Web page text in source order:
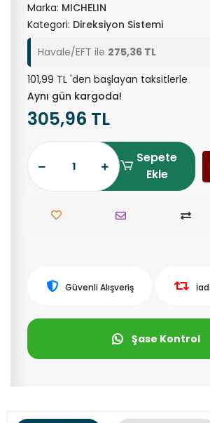
Marka: MICHELIN
Kategori: Direksiyon Sistemi
Havale/EFT ile 275,36 TL
101,99 TL 'den başlayan taksitlerle
Aynı gün kargoda!
305,96 TL
Sepete
Ekle
Güvenli Alışveriş
Şase Kontrol